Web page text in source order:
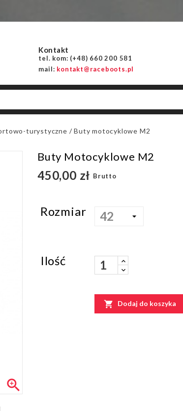
Kontakt
tel. kom: (+48) 660 200 581
mail: kontakt@raceboots.pl
turystyczne Buty motocyklowe M2

Buty Motocyklowe M2
450,00 zł Brutto
Rozmiar
Ilość
 Dodaj do koszyka